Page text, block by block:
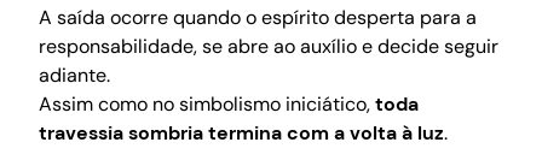
A saída ocorre quando o espírito desperta para a
responsabilidade, se abre ao auxílio e decide seguir
adiante.
Assim como no simbolismo iniciático,toda
travessia sombria termina com a volta à luz.